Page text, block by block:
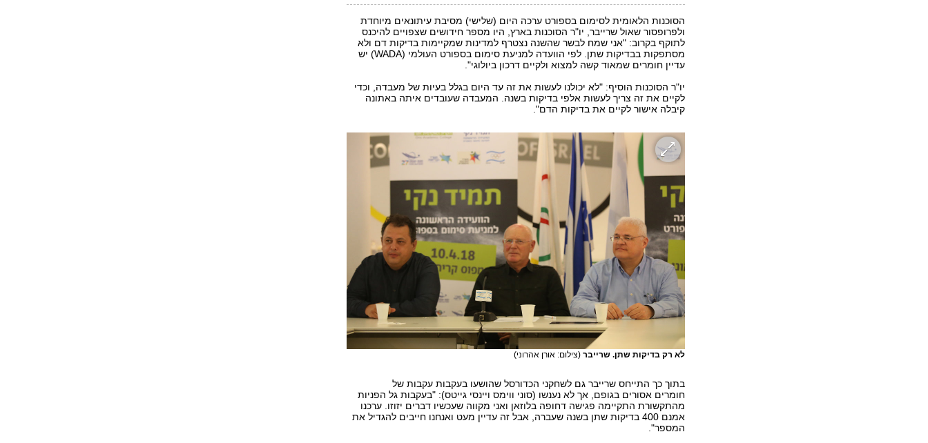
הסוכנות הלאומית לסימום בספורט ערכה היום (שלישי) מסיבת עיתונאים מיוחדת
ולפרופסור שאול שרייבר, יו"ר הסוכנות בארץ, היו מספר חידושים שצפויים להיכנס
לתוקף בקרוב: "אני שמח לבשר שהשנה נצטרף למדינות שמקיימות בדיקות דם ולא
מסתפקות בבדיקות שתן. לפי הוועדה למניעת סימום בספורט העולמי (WADA) יש
עדיין חומרים שמאוד קשה למצוא ולקיים דרכון ביולוגי".
יו"ר הסוכנות הוסיף: "לא יכולנו לעשות את זה עד היום בגלל בעיות של מעבדה, וכדי
לקיים את זה צריך לעשות אלפי בדיקות בשנה. המעבדה שעובדים איתה באתונה
קיבלה אישור לקיים את בדיקות הדם".
לא רק בדיקות שתן. שרייבר (צילום: אורן אהרוני)
בתוך כך התייחס שרייבר גם לשחקני הכדורסל שהושעו בעקבות עקבות של
חומרים אסורים בגופם, אך לא נענשו (סוני ווימס ויינסי גייטס): "בעקבות גל הפניות
מהתקשורת התקיימה פגישה דחופה בלוזאן ואני מקווה שעכשיו דברים יזוזו. ערכנו
אמנם 400 בדיקות שתן בשנה שעברה, אבל זה עדיין מעט ואנחנו חייבים להגדיל את
המספר".